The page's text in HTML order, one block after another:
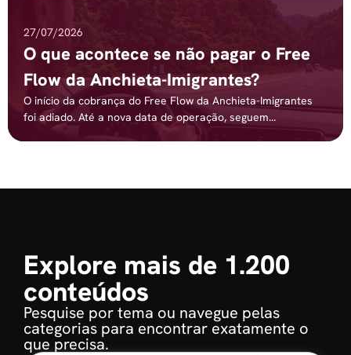
27/07/2026
O que acontece se não pagar o Free
Flow da Anchieta-Imigrantes?
O início da cobrança do Free Flow da Anchieta-Imigrantes
foi adiado. Até a nova data de operação, seguem...
Explore mais de 1.200
conteúdos
Pesquise por tema ou navegue pelas
categorias para encontrar exatamente o
que precisa.